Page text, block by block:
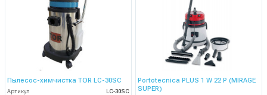
Пылесос-химчистка TOR LC-30SC
Артикул
LC-30SC
Portotecnica PLUS 1 W 22 P (MIRAGE
SUPER)